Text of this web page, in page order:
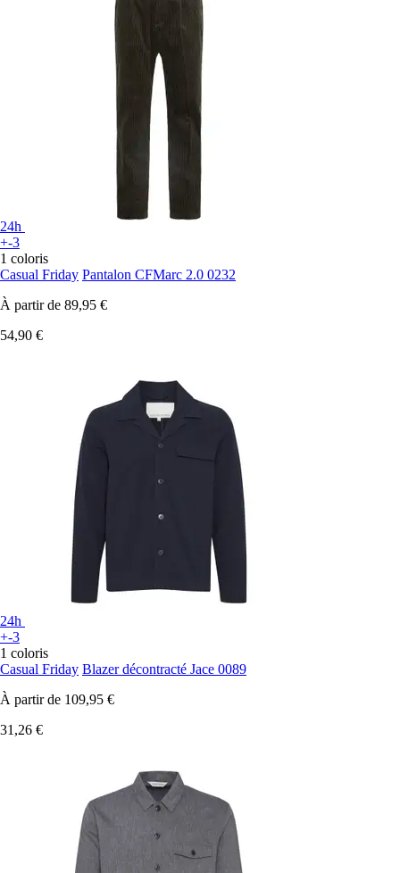
24h
+-3
1 coloris
Casual Friday Pantalon CFMarc 2.0 0232
À partir de 89,95 €
54,90 €
24h
+-3
1 coloris
Casual Friday Blazer décontracté Jace 0089
À partir de 109,95 €
31,26 €